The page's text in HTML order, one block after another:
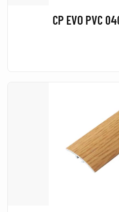
CP EVO PVC